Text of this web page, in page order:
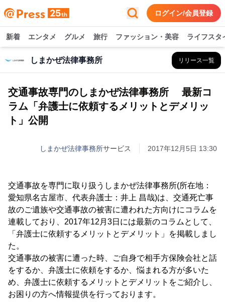
ログイン/会員登録
新着 エンタメ グルメ 旅行 ファッション・美容 ライフスタ
しまかぜ法律事務所 リリース一覧
交通事故専門のしまかぜ法律事務所 最新コ
ラム「弁護士に依頼するメリットとデメリッ
ト」公開
しまかぜ法律事務所サービス 2017年12月5日 13:30
交通事故を専門に取り扱うしまかぜ法律事務所(所在地：
愛知県名古屋市、代表弁護士：井上 昌哉)は、交通死亡事
故のご遺族や交通事故の被害に遭われた方向けにコラムを
連載しており、2017年12月3日には最新のコラムとして、
「弁護士に依頼するメリットとデメリット」を掲載しまし
た。
交通事故の被害に遭った時、ご自身で相手方保険会社と話
をするか、弁護士に依頼をするか、悩まれる方が多いた
め、弁護士に依頼するメリットとデメリットをご紹介し、
お困りの方へ情報提供を行っております。